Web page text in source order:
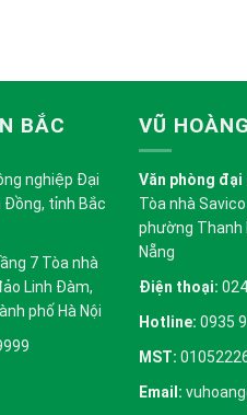
BẮC
nghiệp Đại
Đồng, tỉnh Bắc
7 Tòa nhà
Linh Đàm,
phố Hà Nội
VŨ
Văn phòng đại
Tòa nhà
phường Thanh
Nẵng
Điện thoại:
Hotline: 0935
MST:
Email: